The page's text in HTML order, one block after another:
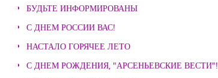
БУДЬТЕ ИНФОРМИРОВАНЫ
С ДНЕМ РОССИИ ВАС!
НАСТАЛО ГОРЯЧЕЕ ЛЕТО
С ДНЕМ РОЖДЕНИЯ, "АРСЕНЬЕВСКИЕ ВЕСТИ"!